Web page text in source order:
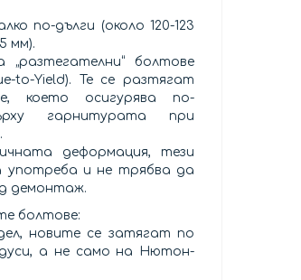
по-дълги (около 120-123
мм).
болтове
to-Yield). Те се разтягат
което осигурява по-
гарнитурата при
деформация, тези
употреба и не трябва да
демонтаж.
болтове:
новите се затягат по
а не само на Нютон-